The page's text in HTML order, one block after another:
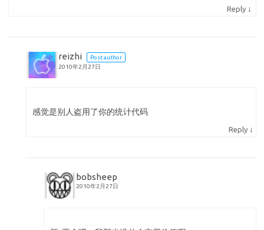
Reply ↓
reizhi
Post author
2010年2月27日
感觉是别人盗用了你的统计代码
Reply ↓
bobsheep
2010年2月27日